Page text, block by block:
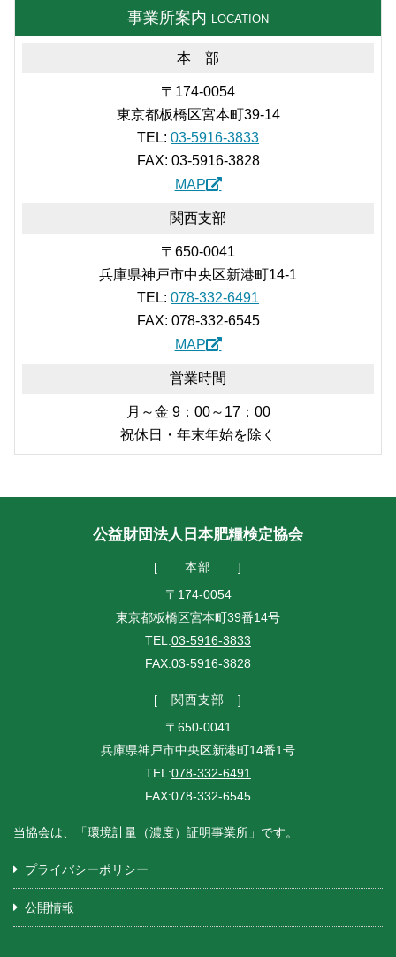
事業所案内 LOCATION
本 部
〒174-0054
東京都板橋区宮本町39-14
TEL: 03-5916-3833
FAX: 03-5916-3828
MAP
関西支部
〒650-0041
兵庫県神戸市中央区新港町14-1
TEL: 078-332-6491
FAX: 078-332-6545
MAP
営業時間
月～金 9：00～17：00
祝休日・年末年始を除く
公益財団法人日本肥糧検定協会
本部
〒174-0054
東京都板橋区宮本町39番14号
TEL:03-5916-3833
FAX:03-5916-3828
関西支部
〒650-0041
兵庫県神戸市中央区新港町14番1号
TEL:078-332-6491
FAX:078-332-6545
当協会は、「環境計量（濃度）証明事業所」です。
プライバシーポリシー
公開情報